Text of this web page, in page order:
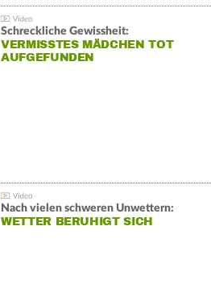
Schreckliche Gewissheit:
VERMISSTES MÄDCHEN TOT
AUFGEFUNDEN
Nach vielen schweren Unwettern:
WETTER BERUHIGT SICH